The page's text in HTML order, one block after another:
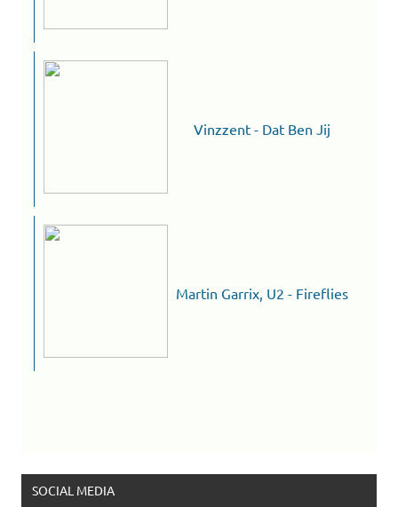
Vinzzent - Dat Ben Jij
Martin Garrix, U2 - Fireflies
SOCIAL MEDIA